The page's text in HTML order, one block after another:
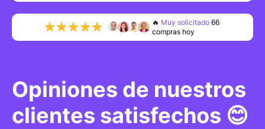
🔥 Muy solicitado 85
compras hoy
👍0clientes
Opiniones de nuestros
clientes satisfechos 😊